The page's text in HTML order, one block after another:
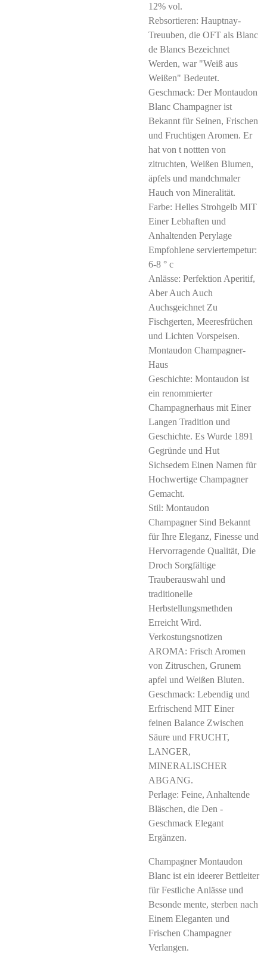
12% vol.
Rebsortieren: Hauptnay-
Treuuben, die OFT als Blanc
de Blancs Bezeichnet
Werden, war "Weiß aus
Weißen" Bedeutet.
Geschmack: Der Montaudon
Blanc Champagner ist
Bekannt für Seinen, Frischen
und Fruchtigen Aromen. Er
hat von t nottten von
zitruchten, Weißen Blumen,
äpfels und mandchmaler
Hauch von Mineralität.
Farbe: Helles Strohgelb MIT
Einer Lebhaften und
Anhaltenden Perylage
Empfohlene serviertempetur:
6-8 ° c
Anlässe: Perfektion Aperitif,
Aber Auch Auch
Auchsgeichnet Zu
Fischgerten, Meeresfrüchen
und Lichten Vorspeisen.
Montaudon Champagner-
Haus
Geschichte: Montaudon ist
ein renommierter
Champagnerhaus mit Einer
Langen Tradition und
Geschichte. Es Wurde 1891
Gegründe und Hut
Sichsedem Einen Namen für
Hochwertige Champagner
Gemacht.
Stil: Montaudon
Champagner Sind Bekannt
für Ihre Eleganz, Finesse und
Hervorragende Qualität, Die
Droch Sorgfältige
Trauberauswahl und
traditionelle
Herbstellungsmethden
Erreicht Wird.
Verkostungsnotizen
AROMA: Frisch Aromen
von Zitruschen, Grunem
apfel und Weißen Bluten.
Geschmack: Lebendig und
Erfrischend MIT Einer
feinen Balance Zwischen
Säure und FRUCHT,
LANGER,
MINERALISCHER
ABGANG.
Perlage: Feine, Anhaltende
Bläschen, die Den -
Geschmack Elegant
Ergänzen.
Champagner Montaudon
Blanc ist ein ideerer Bettleiter
für Festliche Anlässe und
Besonde mente, sterben nach
Einem Eleganten und
Frischen Champagner
Verlangen.